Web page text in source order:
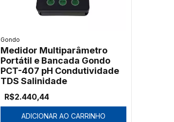
Gondo
Medidor Multiparâmetro
Portátil e Bancada Gondo
PCT-407 pH Condutividade
TDS Salinidade
R$2.440,44
ADICIONAR AO CARRINHO